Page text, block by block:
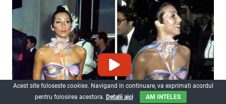
Acest site foloseste cookies. Navigand in continuare, va exprimati acordul
pentru folosirea acestora. Detalii aici AM INTELES